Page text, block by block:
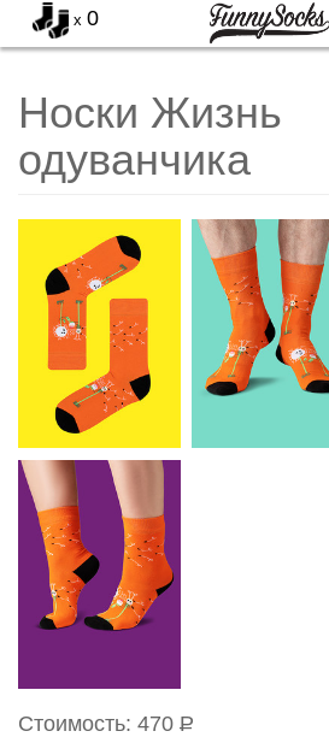
x 0
Носки Жизнь
одуванчика
Стоимость: 470 Р